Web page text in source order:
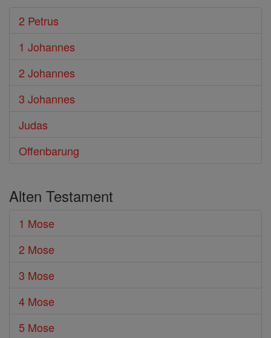
2 Petrus
1 Johannes
2 Johannes
3 Johannes
Judas
Offenbarung
Alten Testament
1 Mose
2 Mose
3 Mose
4 Mose
5 Mose